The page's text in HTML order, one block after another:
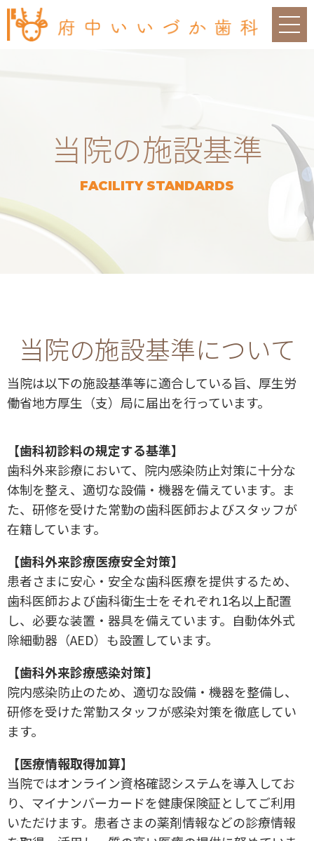
当院の施設基準
FACILITY STANDARDS
当院の施設基準について
当院は以下の施設基準等に適合している旨、厚生労
働省地方厚生（支）局に届出を行っています。
【歯科初診料の規定する基準】
歯科外来診療において、院内感染防止対策に十分な
体制を整え、適切な設備・機器を備えています。ま
た、研修を受けた常勤の歯科医師およびスタッフが
在籍しています。
【歯科外来診療医療安全対策】
患者さまに安心・安全な歯科医療を提供するため、
歯科医師および歯科衛生士をそれぞれ1名以上配置
し、必要な装置・器具を備えています。自動体外式
除細動器（AED）も設置しています。
【歯科外来診療感染対策】
院内感染防止のため、適切な設備・機器を整備し、
研修を受けた常勤スタッフが感染対策を徹底してい
ます。
【医療情報取得加算】
当院ではオンライン資格確認システムを導入してお
り、マイナンバーカードを健康保険証としてご利用
いただけます。患者さまの薬剤情報などの診療情報